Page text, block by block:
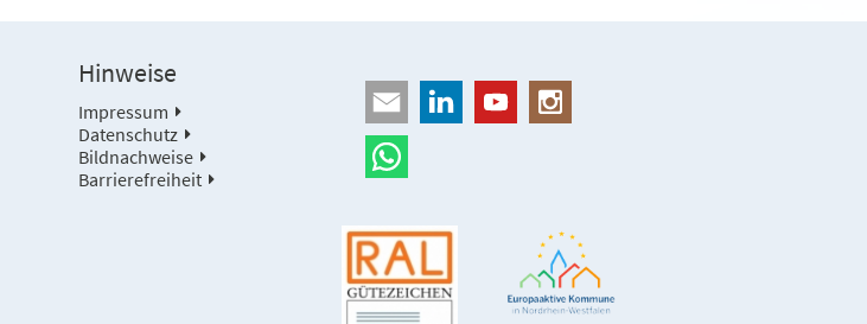
Hinweise
Impressum
Datenschutz
Bildnachweise
Barrierefreiheit